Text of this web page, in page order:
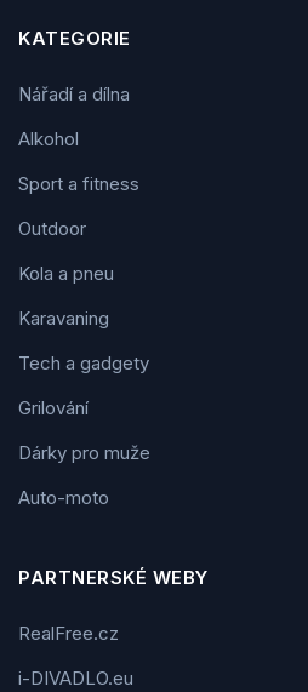
KATEGORIE
Nářadí a dílna
Alkohol
Sport a fitness
Outdoor
Kola a pneu
Karavaning
Tech a gadgety
Grilování
Dárky pro muže
Auto-moto
PARTNERSKÉ WEBY
RealFree.cz
i-DIVADLO.eu